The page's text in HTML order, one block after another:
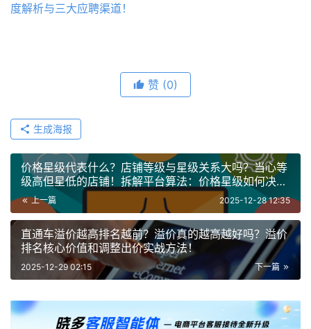
度解析与三大应聘渠道！
赞 (0)
生成海报
价格星级代表什么？店铺等级与星级关系大吗？当心等
级高但星低的店铺！拆解平台算法：价格星级如何决定
店铺等级与流量
上一篇 2025-12-28 12:35
直通车溢价越高排名越前？溢价真的越高越好吗？溢价
排名核心价值和调整出价实战方法！
下一篇
2025-12-29 02:15